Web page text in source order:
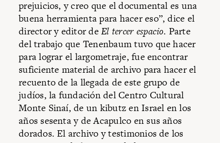
prejuicios, y creo que el documental es una
buena herramienta para hacer eso”, dice el
director y editor deEl tercer espacio. Parte
del trabajo que Tenenbaum tuvo que hacer
para lograr el largometraje, fue encontrar
suficiente material de archivo para hacer el
recuento de la llegada de este grupo de
judíos, la fundación del Centro Cultural
Monte Sinaí, de un kibutz en Israel en los
años sesenta y de Acapulco en sus años
dorados. El archivo y testimonios de los